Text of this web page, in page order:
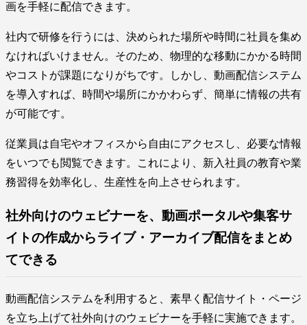
画を手軽に配信できます。
社内で研修を行うには、決められた場所や時間に社員を集め
なければいけません。そのため、物理的な移動にかかる時間
やコストが課題になりがちです。しかし、動画配信システム
を導入すれば、時間や場所にかかわらず、簡単に情報の共有
が可能です。
従業員は自宅やオフィスから自由にアクセスし、必要な情報
をいつでも閲覧できます。これにより、新入社員の教育や業
務習得を効率化し、生産性を向上させられます。
社外向けのウェビナーを、動画ポータルや集客サ
イトの作成からライブ・アーカイブ配信をまとめ
てできる
動画配信システムを利用すると、素早く配信サイト・ページ
を立ち上げて社外向けのウェビナーを手軽に実施できます。